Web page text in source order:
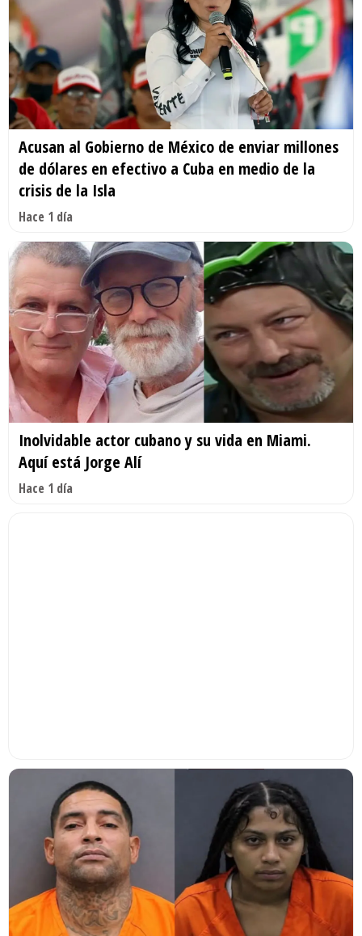
Acusan al Gobierno de México de enviar millones
de dólares en efectivo a Cuba en medio de la
crisis de la Isla
Hace 1 día
Inolvidable actor cubano y su vida en Miami.
Aquí está Jorge Alí
Hace 1 día